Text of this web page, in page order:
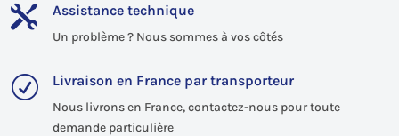
 Assistance technique
Un problème ? Nous sommes à vos côtés
R Livraison en France par transporteur
Nous livrons en France, contactez-nous pour toute
demande particulière